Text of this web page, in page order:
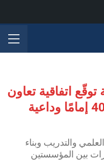
توقّع اتفاقية تعاون
مع أوقاف المغرب لمنح 40 إمامًا وداعية
والتدريب وبناء
بين المؤسستين